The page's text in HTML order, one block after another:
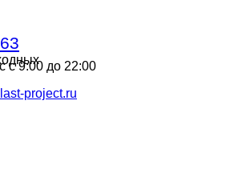
с 9:00 до 22:00
project.ru